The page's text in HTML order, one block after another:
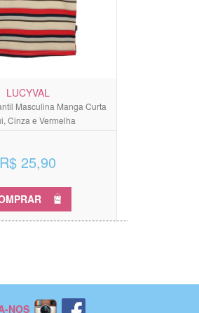
LUCYVAL
Masculina Manga Curta
Cinza e Vermelha
R$ 25,90
NOS